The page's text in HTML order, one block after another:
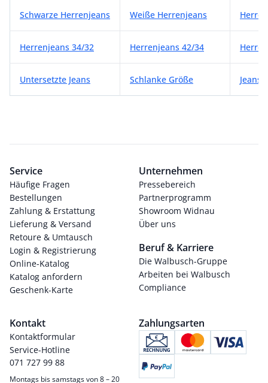
Schwarze Herrenjeans Weiße Herrenjeans
Herrenjeans 34/32 Herrenjeans 42/34
Untersetzte Jeans Schlanke Größe Jeans
Service
Häufige Fragen
Bestellungen
Zahlung & Erstattung
Lieferung & Versand
Retoure & Umtausch
Login & Registrierung
Online-Katalog
Katalog anfordern
Geschenk-Karte
Unternehmen
Pressebereich
Partnerprogramm
Showroom Widnau
Über uns
Beruf & Karriere
Die Walbusch-Gruppe
Arbeiten bei Walbusch
Compliance
Kontakt
Kontaktformular
Service-Hotline
071 727 99 88
Montags bis samstags von 8 – 20
Zahlungsarten